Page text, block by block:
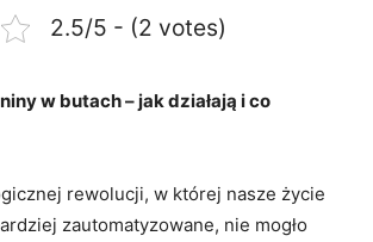
2.5/5 - (2 votes)
w butach – jak działają i co
rewolucji, w której nasze życie
zautomatyzowane, nie mogło